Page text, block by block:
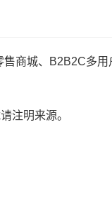
商城、B2B2C多用
注明来源。